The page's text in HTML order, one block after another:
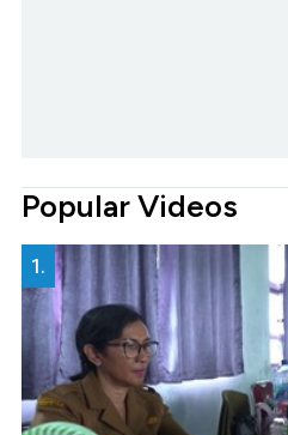
Popular Videos
1.